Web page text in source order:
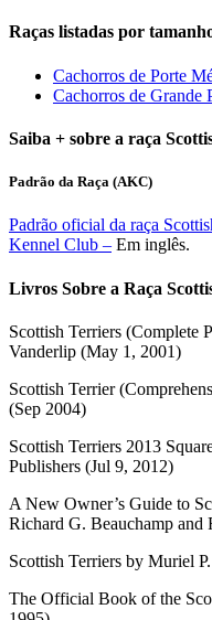
Raças listadas por
Cachorros de Porte
Cachorros de Grande
Saiba + sobre a raça
Padrão da Raça (AKC)
Padrão oficial da raça
Kennel Club – Em inglês.
Livros Sobre a Raça
Scottish Terriers (Complete
Vanderlip (May 1, 2001)
Scottish Terrier
(Sep 2004)
Scottish Terriers 2013
Publishers (Jul 9, 2012)
A New Owner’s Guide to
Richard G. Beauchamp
Scottish Terriers by Muriel
The Official Book of the